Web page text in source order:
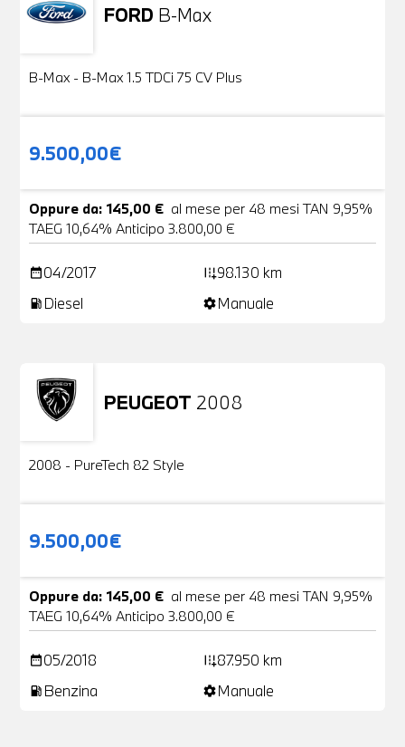
FORD B-Max
B-Max - B-Max 1.5 TDCi 75 CV Plus
9.500,00€
Oppure da: 145,00 € al mese per 48 mesi TAN 9,95%
TAEG 10,64% Anticipo 3.800,00 €
date_range04/2017 add_road98.130 km
local_gas_station Diesel settingsManuale
PEUGEOT 2008
Usato
2008 - PureTech 82 Style
9.500,00€
Oppure da: 145,00 € al mese per 48 mesi TAN 9,95%
TAEG 10,64% Anticipo 3.800,00 €
date_range05/2018 add_road87.950 km
local_gas_station Benzina settingsManuale